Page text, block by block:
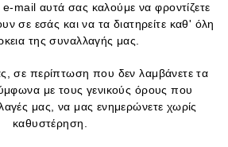
mail αυτά σας καλούμε να φροντίζετε
σε εσάς και να τα διατηρείτε καθ' όλη
της συναλλαγής μας.
σε περίπτωση που δεν λαμβάνετε τα
με τους γενικούς όρους που
μας, να μας ενημερώνετε χωρίς
καθυστέρηση.